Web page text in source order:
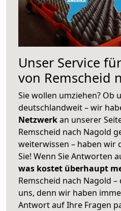
Unser Service
von Remscheid
Sie wollen umziehen? Ob
deutschlandweit – wir
Netzwerkan unserer
Remscheid nach Nagold
weiterwissen – haben wir
Sie! Wenn Sie Antworten
was kostet überhaupt
Remscheid nach Nagold
uns, denn wir haben
Antwort auf Ihre Fragen